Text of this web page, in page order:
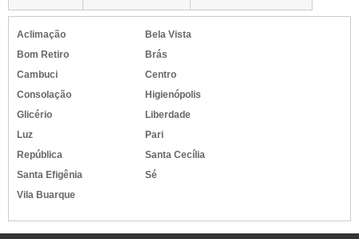
Aclimação
Bela Vista
Bom Retiro
Brás
Cambuci
Centro
Consolação
Higienópolis
Glicério
Liberdade
Luz
Pari
República
Santa Cecília
Santa Efigênia
Sé
Vila Buarque